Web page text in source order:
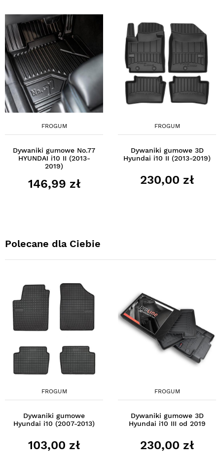
FROGUM
Dywaniki gumowe No.77
HYUNDAI i10 II (2013-
2019)
146,99 zł
FROGUM
Dywaniki gumowe 3D
Hyundai i10 II (2013-2019)
230,00 zł
Polecane dla Ciebie
FROGUM
Dywaniki gumowe
Hyundai i10 (2007-2013)
103,00 zł
FROGUM
Dywaniki gumowe 3D
Hyundai i10 III od 2019
230,00 zł